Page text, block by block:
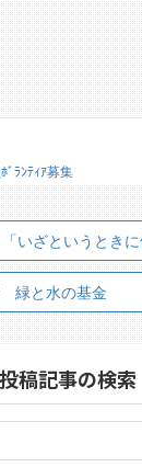
ームページから
g/noson/
ﾞﾗﾝﾃｨｱ募集
いざというときに
緑と水の基金
投稿記事の検索